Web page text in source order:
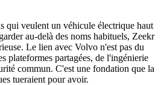
qui veulent un véhicule électrique haut
au-delà des noms habituels, Zeekr
Le lien avec Volvo n'est pas du
plateformes partagées, de l'ingénierie
commun. C'est une fondation que la
tueraient pour avoir.